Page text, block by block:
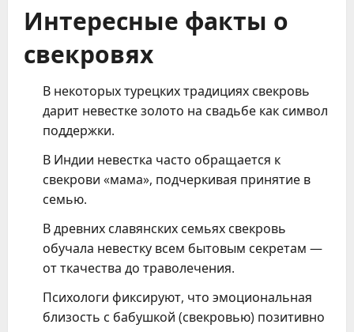
Интересные факты о
свекровях
В некоторых турецких традициях свекровь
дарит невестке золото на свадьбе как символ
поддержки.
В Индии невестка часто обращается к
свекрови «мама», подчеркивая принятие в
семью.
В древних славянских семьях свекровь
обучала невестку всем бытовым секретам —
от ткачества до траволечения.
Психологи фиксируют, что эмоциональная
близость с бабушкой (свекровью) позитивно